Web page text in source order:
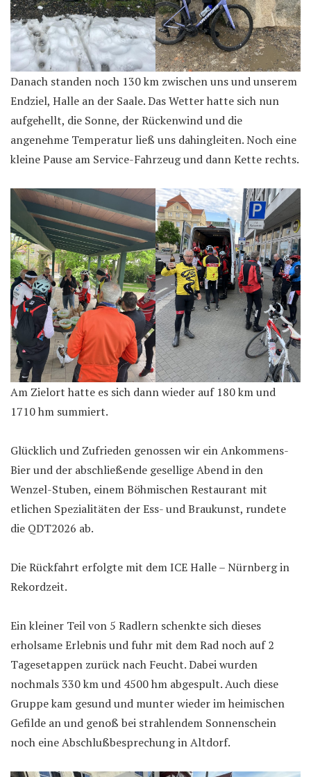
Danach standen noch 130 km zwischen uns und unserem
Endziel, Halle an der Saale. Das Wetter hatte sich nun
aufgehellt, die Sonne, der Rückenwind und die
angenehme Temperatur ließ uns dahingleiten. Noch eine
kleine Pause am Service-Fahrzeug und dann Kette rechts.
Am Zielort hatte es sich dann wieder auf 180 km und
1710 hm summiert.
Glücklich und Zufrieden genossen wir ein Ankommens-
Bier und der abschließende gesellige Abend in den
Wenzel-Stuben, einem Böhmischen Restaurant mit
etlichen Spezialitäten der Ess- und Braukunst, rundete
die QDT2026 ab.
Die Rückfahrt erfolgte mit dem ICE Halle – Nürnberg in
Rekordzeit.
Ein kleiner Teil von 5 Radlern schenkte sich dieses
erholsame Erlebnis und fuhr mit dem Rad noch auf 2
Tagesetappen zurück nach Feucht. Dabei wurden
nochmals 330 km und 4500 hm abgespult. Auch diese
Gruppe kam gesund und munter wieder im heimischen
Gefilde an und genoß bei strahlendem Sonnenschein
noch eine Abschlußbesprechung in Altdorf.